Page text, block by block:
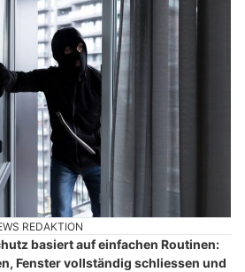
REDAKTION
basiert auf einfachen Routinen:
Fenster vollständig schliessen und